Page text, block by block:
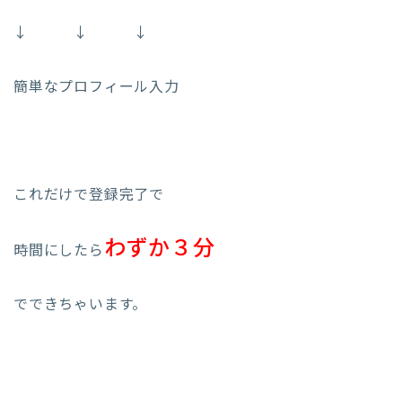
↓ ↓ ↓
簡単なプロフィール入力
これだけで登録完了で
時間にしたらわずか３分
でできちゃいます。